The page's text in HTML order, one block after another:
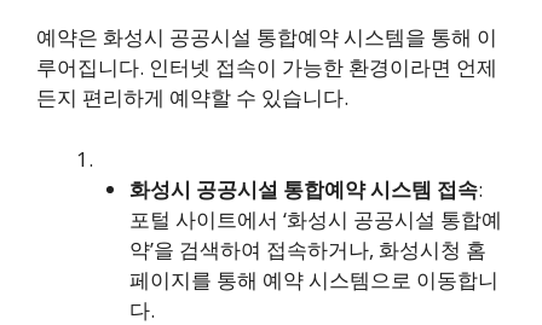
예약은 화성시 공공시설 통합예약 시스템을 통해 이
루어집니다. 인터넷 접속이 가능한 환경이라면 언제
든지 편리하게 예약할 수 있습니다.
화성시 공공시설 통합예약 시스템 접속:
포털 사이트에서 ‘화성시 공공시설 통합예
약’을 검색하여 접속하거나, 화성시청 홈
페이지를 통해 예약 시스템으로 이동합니
다.